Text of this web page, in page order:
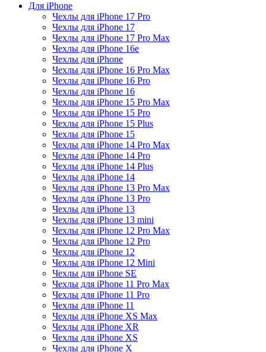
Для iPhone
Чехлы для iPhone 17 Pro
Чехлы для iPhone 17
Чехлы для iPhone 17 Pro Max
Чехлы для iPhone 16e
Чехлы для iPhone
Чехлы для iPhone 16 Pro Max
Чехлы для iPhone 16 Pro
Чехлы для iPhone 16
Чехлы для iPhone 15 Pro Max
Чехлы для iPhone 15 Pro
Чехлы для iPhone 15 Plus
Чехлы для iPhone 15
Чехлы для iPhone 14 Pro Max
Чехлы для iPhone 14 Pro
Чехлы для iPhone 14 Plus
Чехлы для iPhone 14
Чехлы для iPhone 13 Pro Max
Чехлы для iPhone 13 Pro
Чехлы для iPhone 13
Чехлы для iPhone 13 mini
Чехлы для iPhone 12 Pro Max
Чехлы для iPhone 12 Pro
Чехлы для iPhone 12
Чехлы для iPhone 12 Mini
Чехлы для iPhone SE
Чехлы для iPhone 11 Pro Max
Чехлы для iPhone 11 Pro
Чехлы для iPhone 11
Чехлы для iPhone XS Max
Чехлы для iPhone XR
Чехлы для iPhone XS
Чехлы для iPhone X